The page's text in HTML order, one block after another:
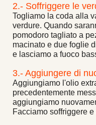
2.- Soffriggere le
Togliamo la coda alla
verdure. Quando
pomodoro tagliato a
macinato e due foglie
e lasciamo a fuoco
3.- Aggiungere di
Aggiungiamo l'olio
precedentemente
aggiungiamo
Facciamo soffriggere